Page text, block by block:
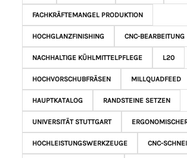
FACHKRÄFTEMANGEL PRODUKTION
HOCHGLANZFINISHING CNC-BEARBEITUNG
NACHHALTIGE KÜHLMITTELPFLEGE L20
HOCHVORSCHUBFRÄSEN MILLQUADFEED
HAUPTKATALOG RANDSTEINE SETZEN
UNIVERSITÄT STUTTGART
HOCHLEISTUNGSWERKZEUGE CNC-